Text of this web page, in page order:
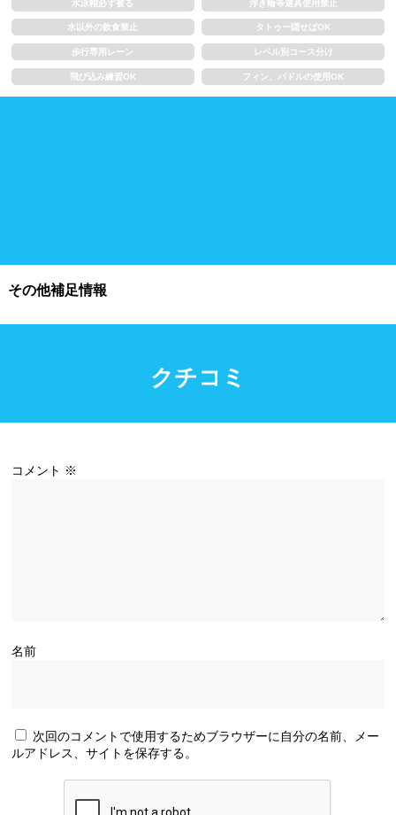
水泳帽必ず被る 浮き輪等遊具使用禁止
水以外の飲食禁止 タトゥー隠せばOK
歩行専用レーン レベル別コース分け
飛び込み練習OK フィン、パドルの使用OK
その他補足情報
クチコミ
コメント ※
名前
次回のコメントで使用するためブラウザーに自分の名前、メー
ルアドレス、サイトを保存する。
浮き輪類 水泳帽、ゴーグル
施設利用